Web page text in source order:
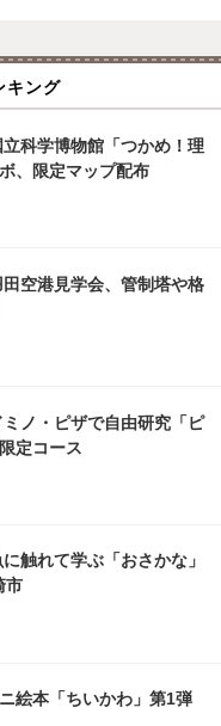
キング
立科学博物館「つかめ！理
、限定マップ配布
田空港見学会、管制塔や格
ミノ・ピザで自由研究「ピ
定コース
触れて学ぶ「おさかな」
市
絵本「ちいかわ」第1弾